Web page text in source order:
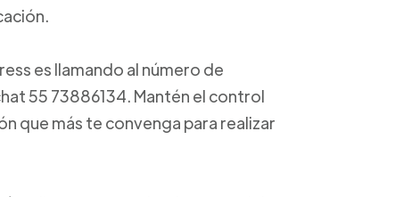
es llamando al número de
55 73886134. Mantén el control
que más te convenga para realizar